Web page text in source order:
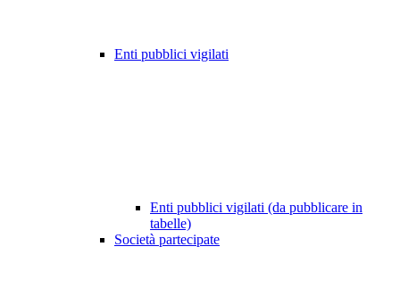
Enti pubblici vigilati
Enti pubblici vigilati (da pubblicare in
tabelle)
Società partecipate